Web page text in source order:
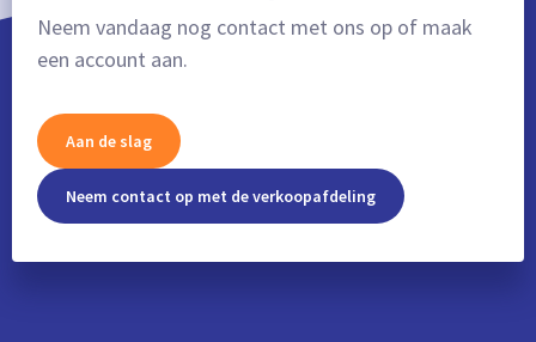
Neem vandaag nog contact met ons op of maak
een account aan.
Aan de slag
Neem contact op met de verkoopafdeling